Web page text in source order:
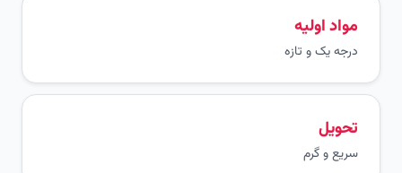
مواد اولیه
درجه یک و تازه
سریع و گرم